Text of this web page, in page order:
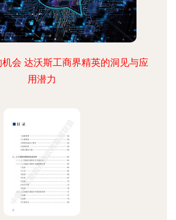
会 达沃斯工商界精英的洞见与应
用潜力